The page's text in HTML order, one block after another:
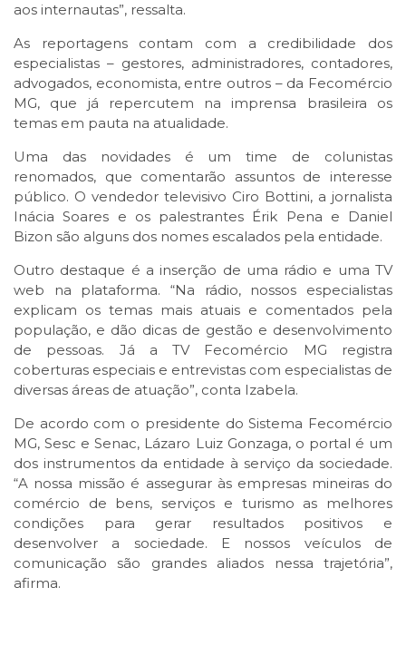
aos internautas”, ressalta.
As reportagens contam com a credibilidade dos
especialistas – gestores, administradores, contadores,
advogados, economista, entre outros – da Fecomércio
MG, que já repercutem na imprensa brasileira os
temas em pauta na atualidade.
Uma das novidades é um time de colunistas
renomados, que comentarão assuntos de interesse
público. O vendedor televisivo Ciro Bottini, a jornalista
Inácia Soares e os palestrantes Érik Pena e Daniel
Bizon são alguns dos nomes escalados pela entidade.
Outro destaque é a inserção de uma rádio e uma TV
web na plataforma. “Na rádio, nossos especialistas
explicam os temas mais atuais e comentados pela
população, e dão dicas de gestão e desenvolvimento
de pessoas. Já a TV Fecomércio MG registra
coberturas especiais e entrevistas com especialistas de
diversas áreas de atuação”, conta Izabela.
De acordo com o presidente do Sistema Fecomércio
MG, Sesc e Senac, Lázaro Luiz Gonzaga, o portal é um
dos instrumentos da entidade à serviço da sociedade.
“A nossa missão é assegurar às empresas mineiras do
comércio de bens, serviços e turismo as melhores
condições para gerar resultados positivos e
desenvolver a sociedade. E nossos veículos de
comunicação são grandes aliados nessa trajetória”,
afirma.